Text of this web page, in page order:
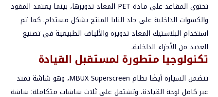
تحتوي المقاعد على مادة PET المعاد تدويرها، بينما يعتمد المقود
والكسوات الداخلية على جلد النابا المنتج بشكل مستدام. كما تم
استخدام البلاستيك المعاد تدويره والألياف الطبيعية في تصنيع
العديد من الأجزاء الداخلية.
تكنولوجيا متطورة لمستقبل القيادة
تتضمن السيارة أيضًا نظام MBUX Superscreen، وهو شاشة تمتد
عبر كامل لوحة القيادة، وتشتمل على ثلاث شاشات متكاملة: شاشة